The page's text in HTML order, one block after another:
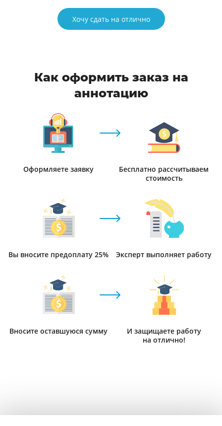
Хочу сдать на отлично
Как оформить заказ на
аннотацию
Оформляете заявку
Бесплатно рассчитываем
стоимость
Вы вносите предоплату 25% Эксперт выполняет работу
Вносите оставшуюся сумму
И защищаете работу
на отлично!